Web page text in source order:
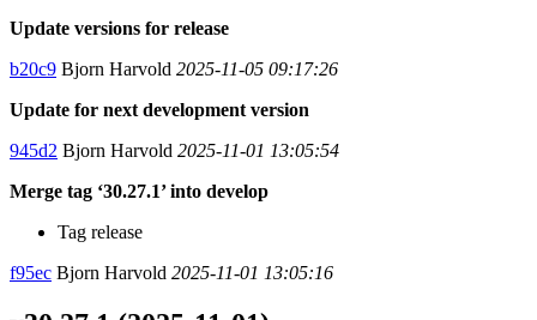
Update versions for release
b20c9 Bjorn Harvold 2025-11-05 09:17:26
Update for next development version
945d2 Bjorn Harvold 2025-11-01 13:05:54
Merge tag ‘30.27.1’ into develop
Tag release
f95ec Bjorn Harvold 2025-11-01 13:05:16